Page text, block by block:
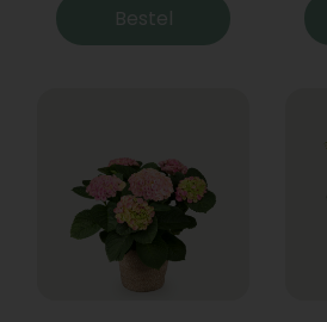
Bestel